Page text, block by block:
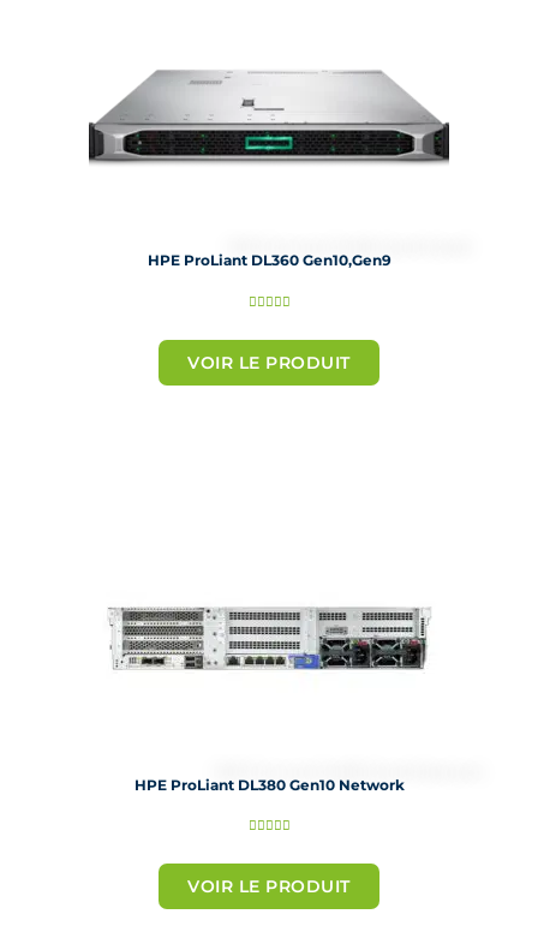
HPE ProLiant DL360 Gen10,Gen9
N
t
é
VOIR LE PRODUIT
HPE ProLiant DL380 Gen10 Network
    N
t
é
VOIR LE PRODUIT